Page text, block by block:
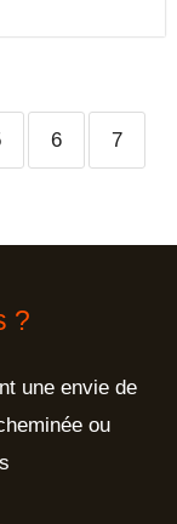
6 7
?
une envie de
ou